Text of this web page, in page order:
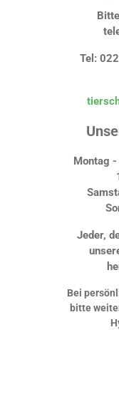
Tel:
Montag
Jeder,
Bei
bitte